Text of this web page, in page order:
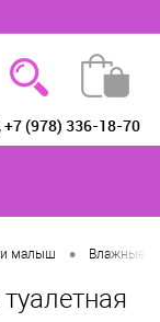
(978) 336-18-70
малыш • Влажные